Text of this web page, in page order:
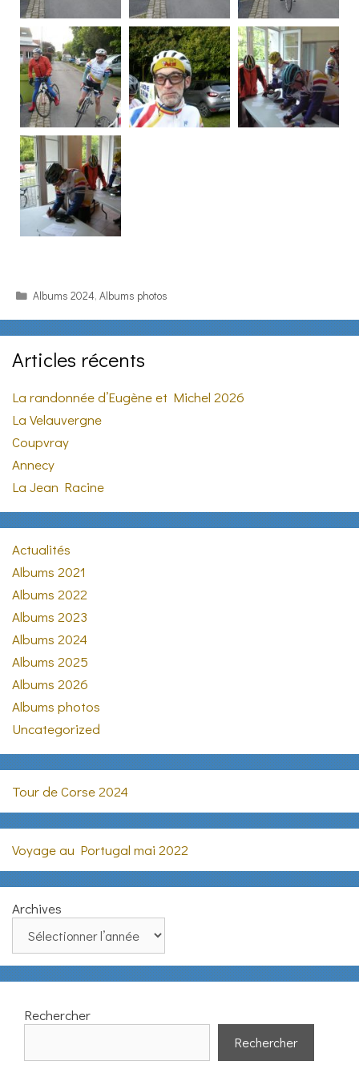
Categories
Albums 2024,Albums photos
Articles récents
La randonnée d’Eugène et Michel 2026
La Velauvergne
Coupvray
Annecy
La Jean Racine
Actualités
Albums 2021
Albums 2022
Albums 2023
Albums 2024
Albums 2025
Albums 2026
Albums photos
Uncategorized
Tour de Corse 2024
Voyage au Portugal mai 2022
Archives
Rechercher
Rechercher